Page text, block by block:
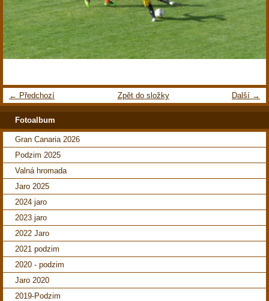
← Předchozí Další →
Zpět do složky
Fotoalbum
Gran Canaria 2026
Podzim 2025
Valná hromada
Jaro 2025
2024 jaro
2023 jaro
2022 Jaro
2021 podzim
2020 - podzim
Jaro 2020
2019-Podzim